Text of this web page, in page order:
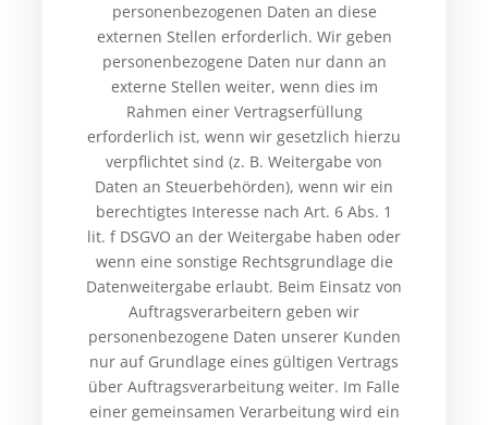
personenbezogenen Daten an diese
externen Stellen erforderlich. Wir geben
personenbezogene Daten nur dann an
externe Stellen weiter, wenn dies im
Rahmen einer Vertragserfüllung
erforderlich ist, wenn wir gesetzlich hierzu
verpflichtet sind (z. B. Weitergabe von
Daten an Steuerbehörden), wenn wir ein
berechtigtes Interesse nach Art. 6 Abs. 1
lit. f DSGVO an der Weitergabe haben oder
wenn eine sonstige Rechtsgrundlage die
Datenweitergabe erlaubt. Beim Einsatz von
Auftragsverarbeitern geben wir
personenbezogene Daten unserer Kunden
nur auf Grundlage eines gültigen Vertrags
über Auftragsverarbeitung weiter. Im Falle
einer gemeinsamen Verarbeitung wird ein